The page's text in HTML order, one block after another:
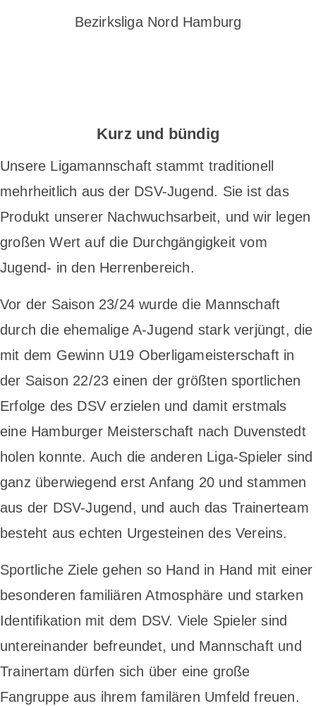
Bezirksliga Nord Hamburg
Kurz und bündig
Unsere Ligamannschaft stammt traditionell
mehrheitlich aus der DSV-Jugend. Sie ist das
Produkt unserer Nachwuchsarbeit, und wir legen
großen Wert auf die Durchgängigkeit vom
Jugend- in den Herrenbereich.
Vor der Saison 23/24 wurde die Mannschaft
durch die ehemalige A-Jugend stark verjüngt, die
mit dem Gewinn U19 Oberligameisterschaft in
der Saison 22/23 einen der größten sportlichen
Erfolge des DSV erzielen und damit erstmals
eine Hamburger Meisterschaft nach Duvenstedt
holen konnte. Auch die anderen Liga-Spieler sind
ganz überwiegend erst Anfang 20 und stammen
aus der DSV-Jugend, und auch das Trainerteam
besteht aus echten Urgesteinen des Vereins.
Sportliche Ziele gehen so Hand in Hand mit einer
besonderen familiären Atmosphäre und starken
Identifikation mit dem DSV. Viele Spieler sind
untereinander befreundet, und Mannschaft und
Trainertam dürfen sich über eine große
Fangruppe aus ihrem familären Umfeld freuen.